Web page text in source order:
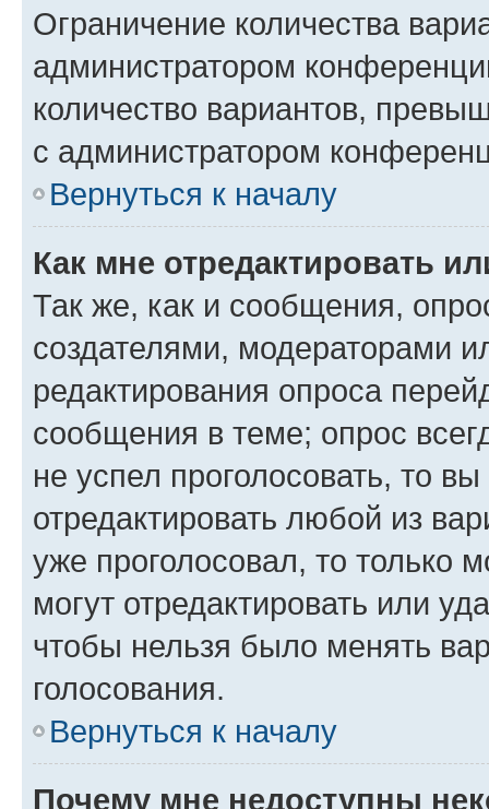
Ограничение количества
администратором
количество вариантов,
с администратором
Вернуться к началу
Как мне отредактировать
Так же, как и сообщения,
создателями, модераторами
редактирования опроса
сообщения в теме; опрос
не успел проголосовать, то
отредактировать любой из
уже проголосовал, то только
могут отредактировать или
чтобы нельзя было менять
голосования.
Вернуться к началу
Почему мне недоступны